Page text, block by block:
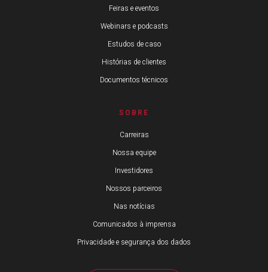
Feiras e eventos
Webinars e podcasts
Estudos de caso
Histórias de clientes
Documentos técnicos
SOBRE
Carreiras
Nossa equipe
Investidores
Nossos parceiros
Nas notícias
Comunicados à imprensa
Privacidade e segurança dos dados